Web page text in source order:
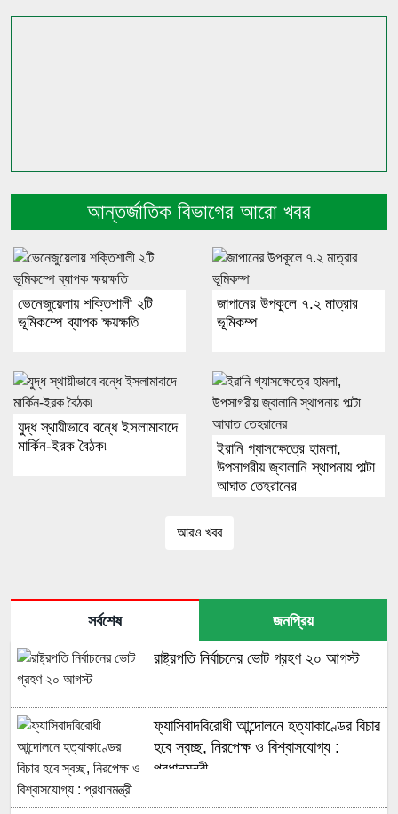
আন্তর্জাতিক বিভাগের আরো খবর
ভেনেজুয়েলায় শক্তিশালী ২টি
ভূমিকম্পে ব্যাপক ক্ষয়ক্ষতি
জাপানের উপকূলে ৭.২ মাত্রার
ভূমিকম্প
যুদ্ধ স্থায়ীভাবে বন্ধে ইসলামাবাদে
মার্কিন-ইরক বৈঠক৷
ইরানি গ্যাসক্ষেত্রে হামলা,
উপসাগরীয় জ্বালানি স্থাপনায় পাল্টা
আঘাত তেহরানের
আরও খবর
সর্বশেষ জনপ্রিয়
রাষ্ট্রপতি নির্বাচনের ভোট গ্রহণ ২০ আগস্ট
ফ্যাসিবাদবিরোধী আন্দোলনে হত্যাকাণ্ডের বিচার
হবে স্বচ্ছ, নিরপেক্ষ ও বিশ্বাসযোগ্য :
প্রধানমন্ত্রী